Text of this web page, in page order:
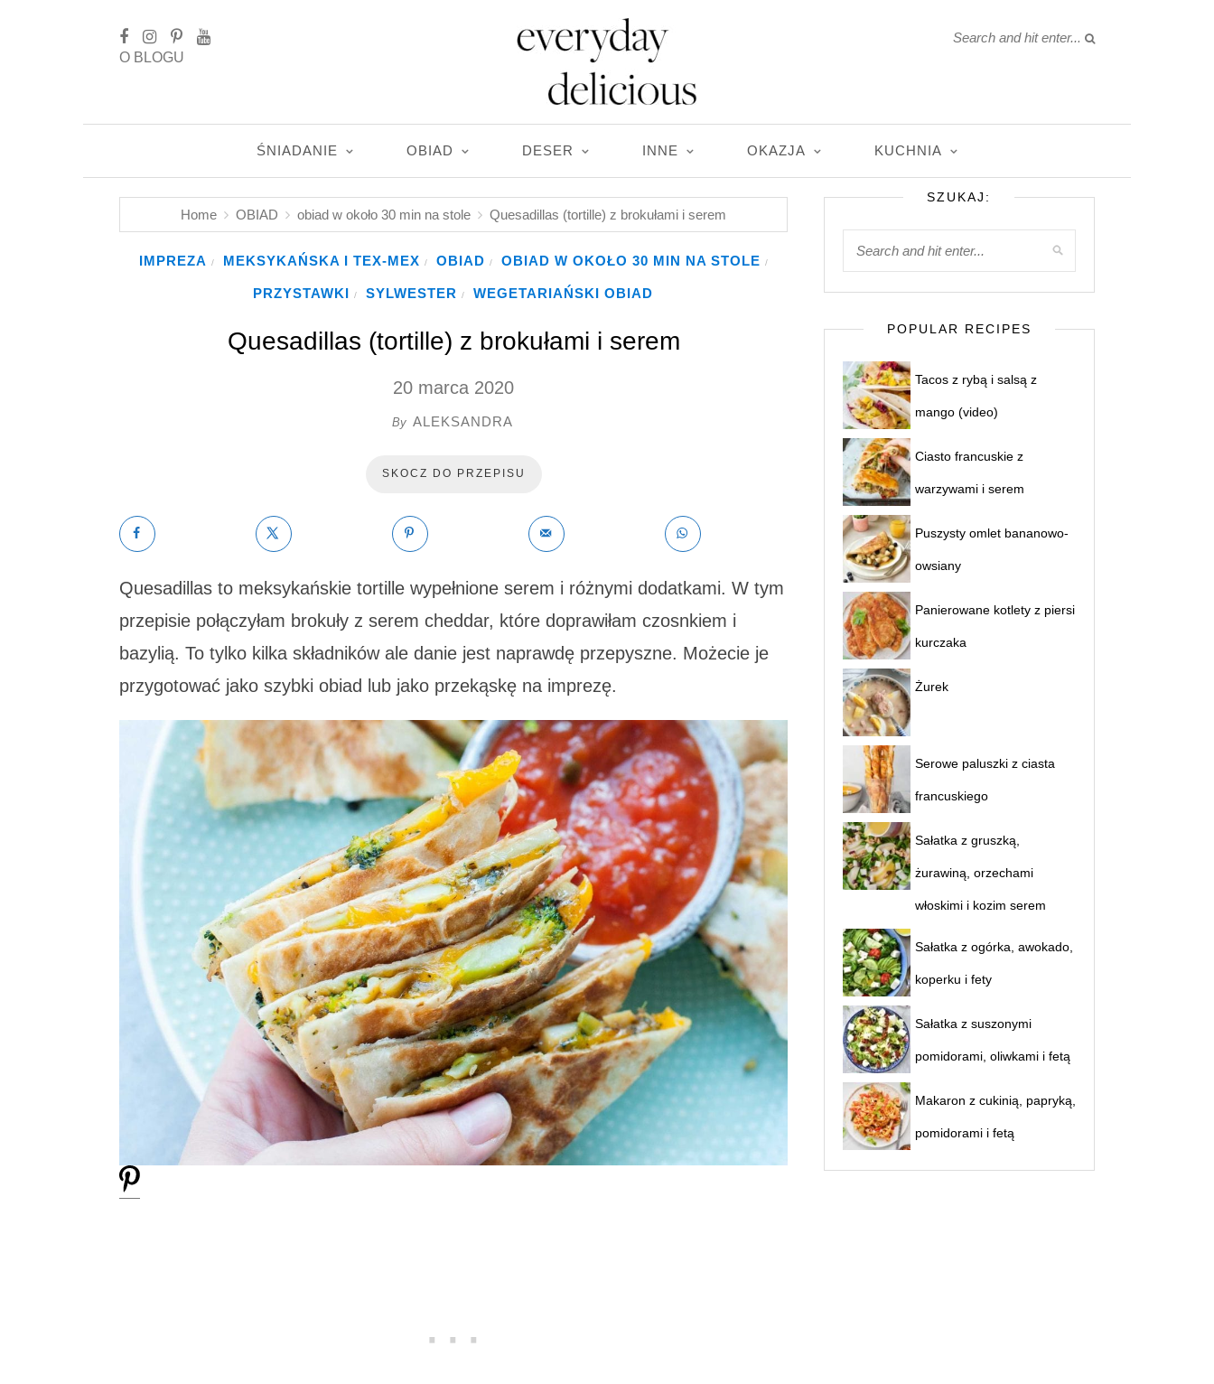
O BLOGU
ŚNIADANIE OBIAD DESER INNE OKAZJA KUCHNIA
Home OBIAD obiad w około 30 min na stole Quesadillas (tortille) z brokułami i serem
IMPREZA / MEKSYKAŃSKA I TEX-MEX / OBIAD / OBIAD W OKOŁO 30 MIN NA STOLE /
PRZYSTAWKI / SYLWESTER / WEGETARIAŃSKI OBIAD
Quesadillas (tortille) z brokułami i serem
20 marca 2020
By ALEKSANDRA
SKOCZ DO PRZEPISU
Quesadillas to meksykańskie tortille wypełnione serem i różnymi dodatkami. W tym
przepisie połączyłam brokuły z serem cheddar, które doprawiłam czosnkiem i
bazylią. To tylko kilka składników ale danie jest naprawdę przepyszne. Możecie je
przygotować jako szybki obiad lub jako przekąskę na imprezę.
SZUKAJ:
POPULAR RECIPES
Tacos z rybą i salsą z
mango (video)
Ciasto francuskie z
warzywami i serem
Puszysty omlet bananowo-
owsiany
Panierowane kotlety z piersi
kurczaka
Żurek
Serowe paluszki z ciasta
francuskiego
Sałatka z gruszką,
żurawiną, orzechami
włoskimi i kozim serem
Sałatka z ogórka, awokado,
koperku i fety
Sałatka z suszonymi
pomidorami, oliwkami i fetą
Makaron z cukinią, papryką,
pomidorami i fetą